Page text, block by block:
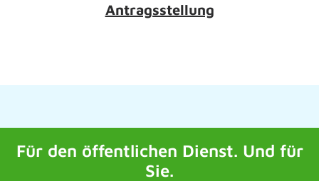
Antragsstellung
Für den öffentlichen Dienst. Und für
Sie.